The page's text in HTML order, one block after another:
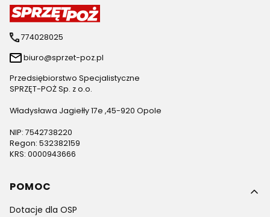
774028025
biuro@sprzet-poz.pl
Przedsiębiorstwo Specjalistyczne
SPRZĘT-POŻ Sp. z o.o.
Władysława Jagiełły 17e ,45-920 Opole
NIP: 7542738220
Regon: 532382159
KRS: 0000943666
Linki w stopce
POMOC
Dotacje dla OSP